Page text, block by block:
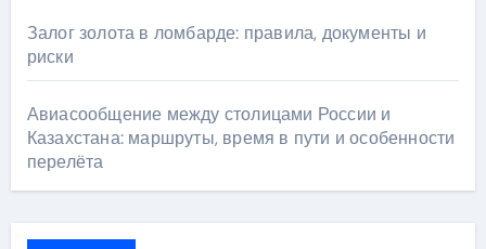
Залог золота в ломбарде: правила, документы и
риски
Авиасообщение между столицами России и
Казахстана: маршруты, время в пути и особенности
перелёта